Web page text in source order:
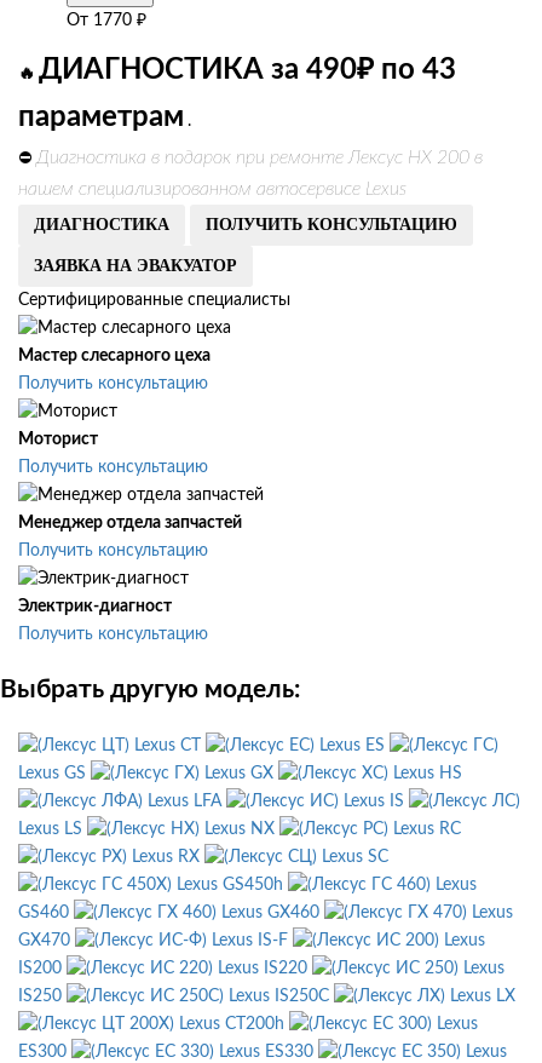
От 1770 ₽
🔥 ДИАГНОСТИКА за 490₽ по 43
параметрам .
⛔ Диагностика в подарок при ремонте Лексус НХ 200 в
нашем специализированном автосервисе Lexus
ДИАГНОСТИКА ПОЛУЧИТЬ КОНСУЛЬТАЦИЮ
ЗАЯВКА НА ЭВАКУАТОР
Сертифицированные специалисты
Мастер слесарного цеха
Получить консультацию
Моторист
Получить консультацию
Менеджер отдела запчастей
Получить консультацию
Электрик-диагност
Получить консультацию
Выбрать другую модель:
Lexus CT
Lexus ES
Lexus GS
Lexus GX
Lexus HS
Lexus LFA
Lexus IS
Lexus LS
Lexus NX
Lexus RC
Lexus RX
Lexus SC
Lexus GS450h
Lexus
GS460
Lexus GX460
Lexus
GX470
Lexus IS-F
Lexus
IS200
Lexus IS220
Lexus
IS250
Lexus IS250C
Lexus LX
Lexus CT200h
Lexus
ES300
Lexus ES330
Lexus